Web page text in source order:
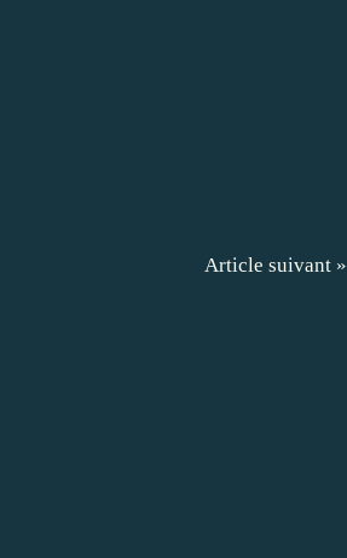
Article suivant »